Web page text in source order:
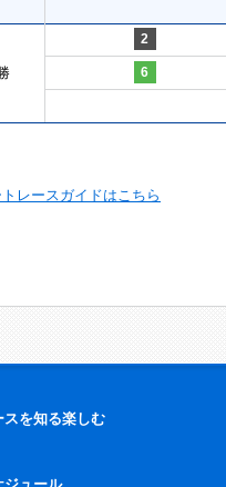
2
6
レースガイドはこちら
を知る楽しむ